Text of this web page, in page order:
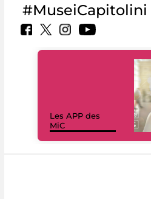
#MuseiCapitolini
Les APP des
MiC